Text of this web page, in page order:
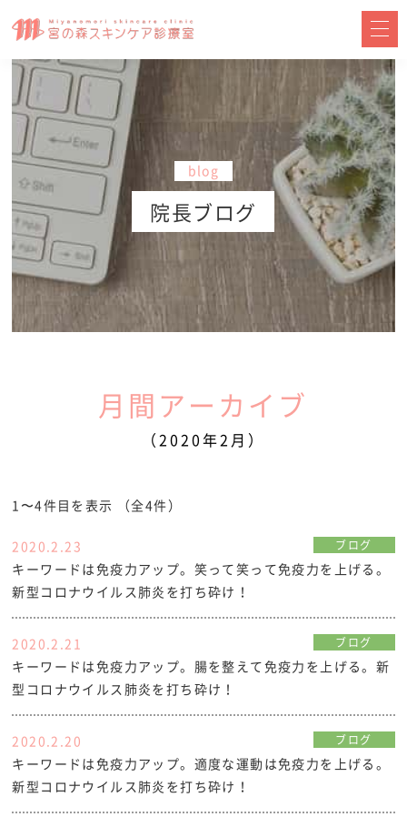
blog
院長ブログ
月間アーカイブ
（2020年2月）
1〜4件目を表示 （全4件）
2020.2.23 ブログ
キーワードは免疫力アップ。笑って笑って免疫力を上げる。
新型コロナウイルス肺炎を打ち砕け！
2020.2.21 ブログ
キーワードは免疫力アップ。腸を整えて免疫力を上げる。新
型コロナウイルス肺炎を打ち砕け！
2020.2.20 ブログ
キーワードは免疫力アップ。適度な運動は免疫力を上げる。
新型コロナウイルス肺炎を打ち砕け！